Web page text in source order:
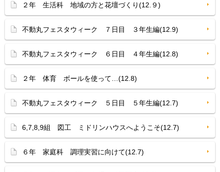
２年 生活科 地域の方と花壇づくり(12.９)
不動丸フェスタウィーク ７日目 ３年生編(12.9)
不動丸フェスタウィーク ６日目 ４年生編(12.8)
２年 体育 ボールを使って…(12.8)
不動丸フェスタウィーク ５日目 ５年生編(12.7)
6,7,8,9組 図工 ミドリンハウスへようこそ(12.7)
６年 家庭科 調理実習に向けて(12.7)